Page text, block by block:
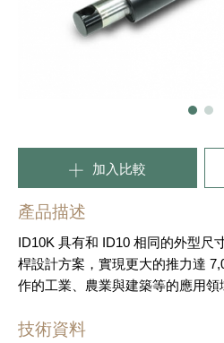
加入比較
產品描述
ID10K 具有和 ID10 相同的外型尺
桿設計方案，實現更大的推力達
作的工業、農業與建築等的應用領
技術資料